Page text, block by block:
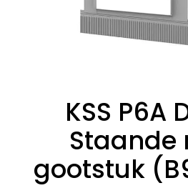
KSS P6A
Staande
gootstuk